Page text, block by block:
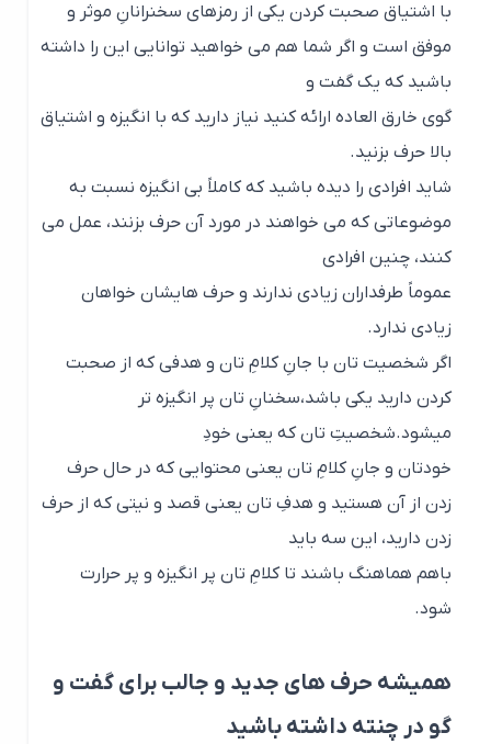
با اشتیاق صحبت کردن یکی از رمزهای سخنرانانِ موثر و
موفق است و اگر شما هم می خواهید توانایی این را داشته
باشید که یک گفت و
گوی خارق العاده ارائه کنید نیاز دارید که با انگیزه و اشتیاق
بالا حرف بزنید.
شاید افرادی را دیده باشید که کاملاً بی انگیزه نسبت به
موضوعاتی که می خواهند در مورد آن حرف بزنند، عمل می
کنند، چنین افرادی
عموماً طرفداران زیادی ندارند و حرف هایشان خواهان
زیادی ندارد.
اگر شخصیت تان با جانِ کلامِ تان و هدفی که از صحبت
کردن دارید یکی باشد،سخنانِ تان پر انگیزه تر
میشود.شخصیتِ تان که یعنی خودِ
خودتان و جانِ کلامِ تان یعنی محتوایی که در حال حرف
زدن از آن هستید و هدفِ تان یعنی قصد و نیتی که از حرف
زدن دارید، این سه باید
باهم هماهنگ باشند تا کلامِ تان پر انگیزه و پر حرارت
شود.
همیشه حرف های جدید و جالب برای گفت و
گو در چنته داشته باشید